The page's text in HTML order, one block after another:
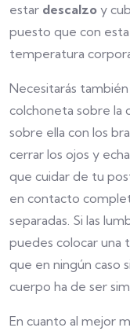
estar descalzo y
puesto que con
temperatura
Necesitarás también
colchoneta sobre
sobre ella con los
cerrar los ojos y
que cuidar de tu
en contacto
separadas. Si las
puedes colocar una
que en ningún caso
cuerpo ha de ser
En cuanto al mejor